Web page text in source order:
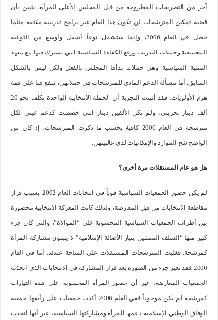
آخر من التصريحات المطروحة من قبل المجلس الأعلى للمرأة، يتبين بأن
قضية تمكين المترشحات لن تكون هذا العام عبر برامج تدريبية مكثفة مثلما
حصل في العام 2006، وإنما ستشمل نوعاً أشمل وأوسع من التوعية
المجتمعية وحملات التدريب ورفع الكفاءة السياسية التي يشترك فيها مع معهد
التنمية السياسية. وهي حملات بدأها المجلس بالفعل ولكن ليس بالشكل
السابق. أما مسألة الدعم المادي للمترشحات في حملاتهن، فتقع هنا على قمة
هرم الأولويات. فقد أثبتت التجربة أن الحملة الانتخابية الواحدة تكلف نحو 20
ألف دينار بحريني، ولم تكن الألفين دينار التي خصصت كدعم عيني لكل
مترشحة في العام 2006 كافية بحسب ما ذكرت المترشحات، إذ كان من
الواضح شح الموارد والإمكانيات لدى غالبيتهن.
هل هو عام المستقلات مرة أخرى؟
لم يكن حضور الجمعيات السياسية قوياً في انتخابات العام 2002 بسبب قرار
مقاطعة الانتخابات من قبل المعارضة، ولذلك كانت المعركة الانتخابية محصورة
بين أطراف الجمعيات السياسية المحسوبة على “الموالاة”، والتي كان جزء
كبير منها “السلف الممثلين بتيار الأصالة الإسلامية” لا يتبنون مشاركة المرأة
كمرشحة. فغلبت المترشحات المستقلات على الساحة عندئذ. أما في العام
2006 فقد تغير جزء من الصورة بعد قرار المشاركة في الانتخابات الذي اتخذته
الجمعيات المعارضة، غير أن حضور المرأة المحسوبة على هذه التيارات
كمرشحة لم يكن موجوداً.ففي العام 2006 أكدت جمعيات على رأسها جمعية
الوفاق الوطني الإسلامية دعمها للمرأة ومشاركتها السياسية، غير أنها اتخذت